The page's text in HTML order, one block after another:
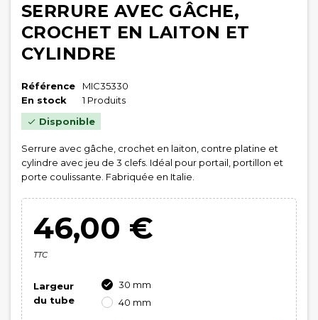
SERRURE AVEC GÂCHE,
CROCHET EN LAITON ET
CYLINDRE
Référence
MIC35330
En stock
1 Produits
 Disponible
Serrure avec gâche, crochet en laiton, contre platine et
cylindre avec jeu de 3 clefs. Idéal pour portail, portillon et
porte coulissante. Fabriquée en Italie.
46,00 €
TTC
Largeur
du tube

30 mm
40 mm